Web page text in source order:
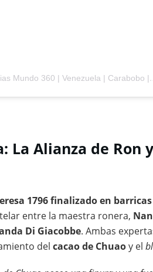
Una publicación compartida por Noticias Mundo 360 | Venezuela | Carabobo | Panamá (@noticiasmundo_360)
La Alianza de Ron
1796 finalizado en
entre la maestra ronera,
Di Giacobbe. Ambas
del cacao de Chuaoy el